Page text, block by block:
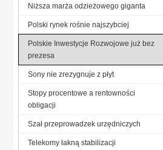
Niższa marża odzieżowego giganta
Polski rynek rośnie najszybciej
Polskie Inwestycje Rozwojowe już bez
prezesa
Sony nie zrezygnuje z płyt
Stopy procentowe a rentowności
obligacji
Szał przeprowadzek urzędniczych
Telekomy łakną stabilizacji